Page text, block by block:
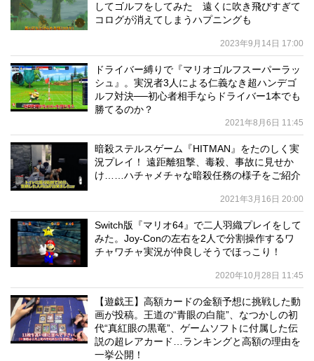
マンガ
してゴルフをしてみた 遠くに吹き飛びすぎて
コログが消えてしまうハプニングも
2023年9月14日 17:00
ドライバー縛りで『マリオゴルフスーパーラッ
シュ』。実況者3人による仁義なき超ハンデゴ
ルフ対決──初心者相手ならドライバー1本でも
勝てるのか？
2021年8月6日 11:45
暗殺ステルスゲーム『HITMAN』をたのしく実
況プレイ！ 遠距離狙撃、毒殺、事故に見せか
け……ハチャメチャな暗殺任務の様子をご紹介
2021年3月16日 20:00
Switch版『マリオ64』で二人羽織プレイをして
みた。Joy-Conの左右を2人で分割操作するワ
チャワチャ実況が仲良しそうでほっこり！
2020年10月28日 11:45
【遊戯王】高額カードの金額予想に挑戦した動
画が投稿。王道の“青眼の白龍”、なつかしの初
代“真紅眼の黒竜”、ゲームソフトに付属した伝
説の超レアカード…ランキングと高額の理由を
一挙公開！